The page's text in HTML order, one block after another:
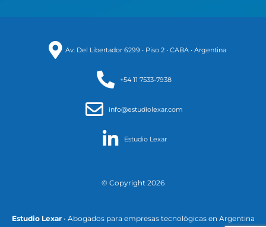
Av. Del Libertador 6299 • Piso 2 • CABA • Argentina
+54 11 7533-7938
info@estudiolexar.com
Estudio Lexar
©️ Copyright 2026
Estudio Lexar• Abogados para empresas tecnológicas en Argentina